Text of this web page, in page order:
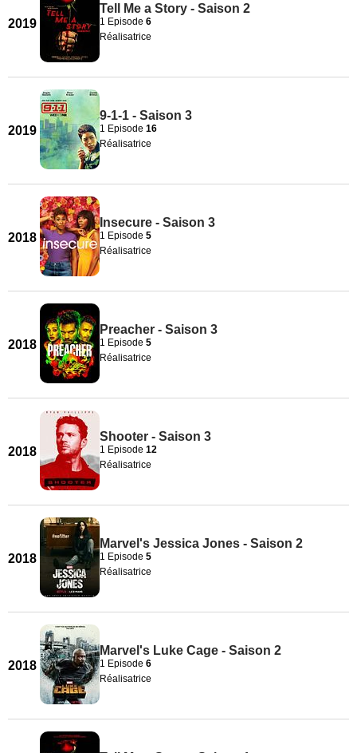
2019
Tell Me a Story - Saison 2
1 Episode 6
Réalisatrice
2019
9-1-1 - Saison 3
1 Episode 16
Réalisatrice
2018
Insecure - Saison 3
1 Episode 5
Réalisatrice
2018
Preacher - Saison 3
1 Episode 5
Réalisatrice
2018
Shooter - Saison 3
1 Episode 12
Réalisatrice
2018
Marvel's Jessica Jones - Saison 2
1 Episode 5
Réalisatrice
2018
Marvel's Luke Cage - Saison 2
1 Episode 6
Réalisatrice